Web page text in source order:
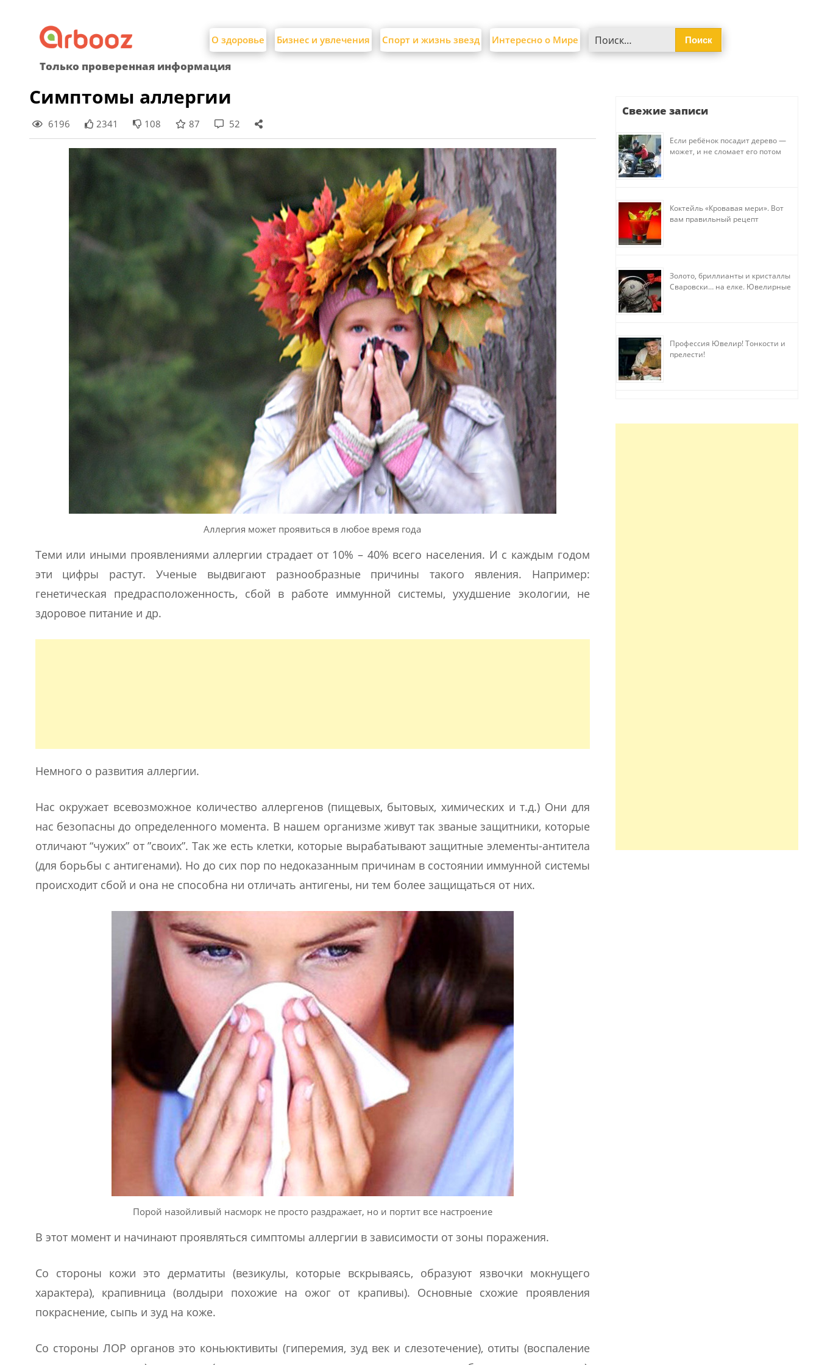
content
О здоровье Бизнес и увлечения Спорт и жизнь звезд Интересно о Мире
Только проверенная информация
Симптомы аллергии
6196 2341 108 87 52
Аллергия может проявиться в любое время года
Теми или иными проявлениями аллергии страдает от 10% – 40% всего населения. И с каждым годом
эти цифры растут. Ученые выдвигают разнообразные причины такого явления. Например:
генетическая предрасположенность, сбой в работе иммунной системы, ухудшение экологии, не
здоровое питание и др.
Немного о развития аллергии.
Нас окружает всевозможное количество аллергенов (пищевых, бытовых, химических и т.д.) Они для
нас безопасны до определенного момента. В нашем организме живут так званые защитники, которые
отличают “чужих” от ”своих”. Так же есть клетки, которые вырабатывают защитные элементы-антитела
(для борьбы с антигенами). Но до сих пор по недоказанным причинам в состоянии иммунной системы
происходит сбой и она не способна ни отличать антигены, ни тем более защищаться от них.
Порой назойливый насморк не просто раздражает, но и портит все настроение
В этот момент и начинают проявляться симптомы аллергии в зависимости от зоны поражения.
Со стороны кожи это дерматиты (везикулы, которые вскрываясь, образуют язвочки мокнущего
характера), крапивница (волдыри похожие на ожог от крапивы). Основные схожие проявления
покраснение, сыпь и зуд на коже.
Со стороны ЛОР органов это коньюктивиты (гиперемия, зуд век и слезотечение), отиты (воспаление
Свежие записи
Если ребёнок посадит дерево —
может, и не сломает его потом
Коктейль «Кровавая мери». Вот
вам правильный рецепт
Золото, бриллианты и кристаллы
Сваровски… на елке. Ювелирные
Профессия Ювелир! Тонкости и
прелести!